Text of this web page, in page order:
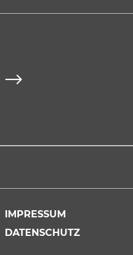
IMPRESSUM
DATENSCHUTZ